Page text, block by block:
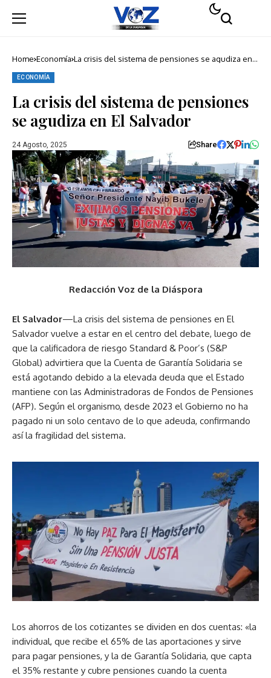
Home Economía La crisis del sistema de pensiones se agudiza en
ECONOMÍA
La crisis del sistema de pensiones
se agudiza en El Salvador
24 Agosto, 2025 Share
Redacción Voz de la Diáspora
El Salvador—La crisis del sistema de pensiones en El
Salvador vuelve a estar en el centro del debate, luego de
que la calificadora de riesgo Standard & Poor’s (S&P
Global) advirtiera que la Cuenta de Garantía Solidaria se
está agotando debido a la elevada deuda que el Estado
mantiene con las Administradoras de Fondos de Pensiones
(AFP). Según el organismo, desde 2023 el Gobierno no ha
pagado ni un solo centavo de lo que adeuda, confirmando
así la fragilidad del sistema.
Los ahorros de los cotizantes se dividen en dos cuentas: «la
individual, que recibe el 65% de las aportaciones y sirve
para pagar pensiones, y la de Garantía Solidaria, que capta
el 35% restante y cubre pensiones cuando la cuenta